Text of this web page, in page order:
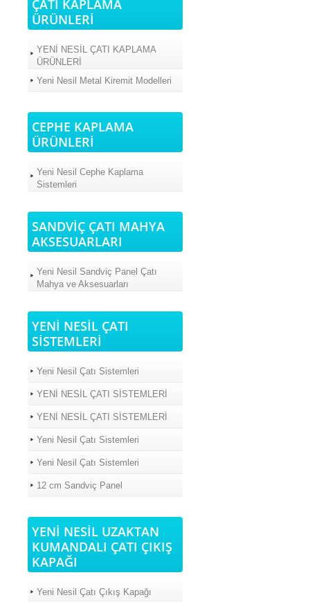
ÇATI KAPLAMA
ÜRÜNLERİ
YENİ NESİL ÇATI KAPLAMA
ÜRÜNLERİ
Yeni Nesil Metal Kiremit Modelleri
CEPHE KAPLAMA
ÜRÜNLERİ
Yeni Nesil Cephe Kaplama
Sistemleri
SANDVİÇ ÇATI MAHYA
AKSESUARLARI
Yeni Nesil Sandviç Panel Çatı
Mahya ve Aksesuarları
YENİ NESİL ÇATI
SİSTEMLERİ
Yeni Nesil Çatı Sistemleri
YENİ NESİL ÇATI SİSTEMLERİ
YENİ NESİL ÇATI SİSTEMLERİ
Yeni Nesil Çatı Sistemleri
Yeni Nesil Çatı Sistemleri
12 cm Sandviç Panel
YENİ NESİL UZAKTAN
KUMANDALI ÇATI ÇIKIŞ
KAPAĞI
Yeni Nesil Çatı Çıkış Kapağı